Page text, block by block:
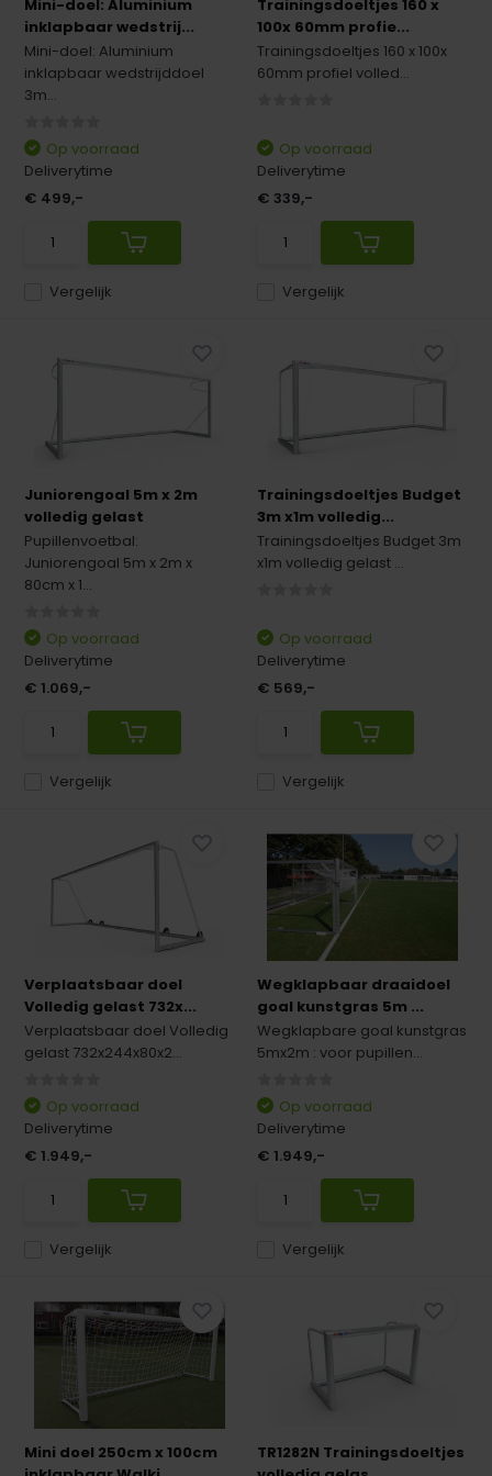
Mini-doel: Aluminium
inklapbaar wedstrij...
Mini-doel: Aluminium
inklapbaar wedstrijddoel
3m...
Vergelijk
Op voorraad
Deliverytime
€ 499,-
Trainingsdoeltjes 160 x
100x 60mm profie...
Trainingsdoeltjes 160 x 100x
60mm profiel volled...
Vergelijk
Op voorraad
Deliverytime
€ 339,-
Juniorengoal 5m x 2m
volledig gelast
Pupillenvoetbal:
Juniorengoal 5m x 2m x
80cm x 1...
Vergelijk
Op voorraad
Deliverytime
€ 1.069,-
Trainingsdoeltjes Budget
3m x1m volledig...
Trainingsdoeltjes Budget 3m
x1m volledig gelast ...
Vergelijk
Op voorraad
Deliverytime
€ 569,-
Verplaatsbaar doel
Volledig gelast 732x...
Verplaatsbaar doel Volledig
gelast 732x244x80x2...
Vergelijk
Op voorraad
Deliverytime
€ 1.949,-
Wegklapbaar draaidoel
goal kunstgras 5m ...
Wegklapbare goal kunstgras
5mx2m : voor pupillen...
Vergelijk
Op voorraad
Deliverytime
€ 1.949,-
Mini doel 250cm x 100cm
TR1282N Trainingsdoeltjes